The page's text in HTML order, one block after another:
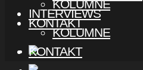
KOLUMNE
KONTAKT
INTERVIEWS
KOLUMNE
KONTAKT